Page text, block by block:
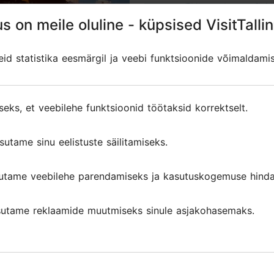
avastada Tallinna justkui kohalike
on meile oluline - küpsised
statistika eesmärgil ja veebi funktsioonide
et veebilehe funktsioonid töötaksid korrektselt.
sinu eelistuste säilitamiseks.
veebilehe parendamiseks ja kasutuskogemuse
reklaamide muutmiseks sinule asjakohasemaks.
on meile oluline - küpsised
statistika eesmärgil ja veebi funktsioonide
et veebilehe funktsioonid töötaksid korrektselt.
sinu eelistuste säilitamiseks.
veebilehe parendamiseks ja kasutuskogemuse
reklaamide muutmiseks sinule asjakohasemaks.